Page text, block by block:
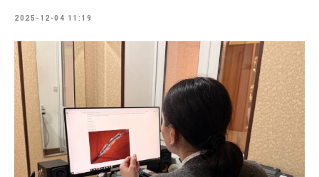
2025-12-04 11:19